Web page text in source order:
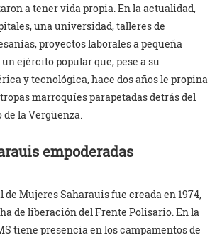
a tener vida propia. En la actualidad,
una universidad, talleres de
proyectos laborales a pequeña
ejército popular que, pese a su
y tecnológica, hace dos años le propina
marroquíes parapetadas detrás del
la Vergüenza.
empoderadas
Mujeres Saharauis fue creada en 1974,
de liberación del Frente Polisario. En la
tiene presencia en los campamentos de